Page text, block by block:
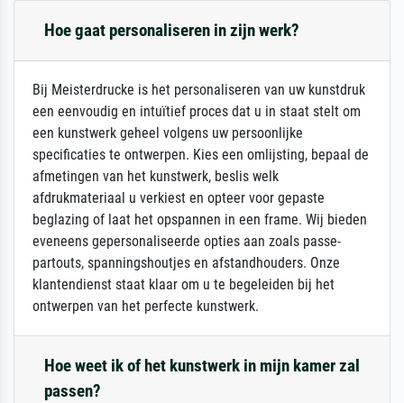
Hoe gaat personaliseren in zijn werk?
Bij Meisterdrucke is het personaliseren van uw kunstdruk
een eenvoudig en intuïtief proces dat u in staat stelt om
een kunstwerk geheel volgens uw persoonlijke
specificaties te ontwerpen. Kies een omlijsting, bepaal de
afmetingen van het kunstwerk, beslis welk
afdrukmateriaal u verkiest en opteer voor gepaste
beglazing of laat het opspannen in een frame. Wij bieden
eveneens gepersonaliseerde opties aan zoals passe-
partouts, spanningshoutjes en afstandhouders. Onze
klantendienst staat klaar om u te begeleiden bij het
ontwerpen van het perfecte kunstwerk.
Hoe weet ik of het kunstwerk in mijn kamer zal
passen?